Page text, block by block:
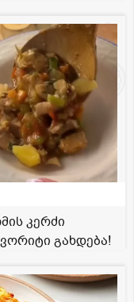
კერძი
გახდება!